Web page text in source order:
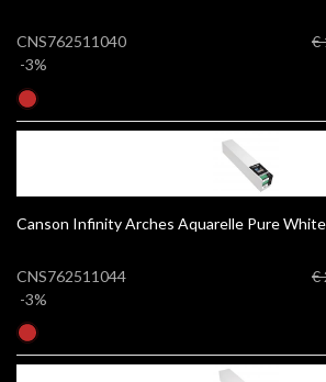
CNS762511040
-3%
€
CNS762511044
-3%
€